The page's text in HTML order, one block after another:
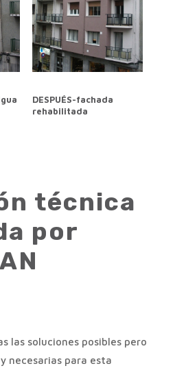
DESPUÉS-fachada
rehabilitada
técnica
por
las soluciones posibles pero
necesarias para esta